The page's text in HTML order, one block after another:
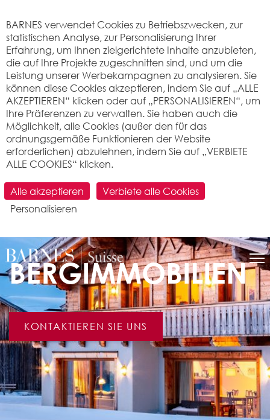
BERGIMMOBILIEN
KONTAKTIEREN SIE UNS
BARNES verwendet Cookies zu Betriebszwecken, zur
statistischen Analyse, zur Personalisierung Ihrer
Erfahrung, um Ihnen zielgerichtete Inhalte anzubieten,
die auf Ihre Projekte zugeschnitten sind, und um die
Leistung unserer Werbekampagnen zu analysieren. Sie
können diese Cookies akzeptieren, indem Sie auf „ALLE
AKZEPTIEREN“ klicken oder auf „PERSONALISIEREN“, um
Ihre Präferenzen zu verwalten. Sie haben auch die
Möglichkeit, alle Cookies (außer den für das
ordnungsgemäße Funktionieren der Website
erforderlichen) abzulehnen, indem Sie auf „VERBIETE
ALLE COOKIES“ klicken.
Alle akzeptieren
Verbiete alle Cookies
Personalisieren